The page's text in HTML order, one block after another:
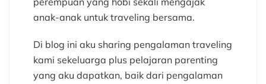
anak-anak untuk traveling bersama.
Di blog ini aku sharing pengalaman traveling
kami sekeluarga plus pelajaran parenting
yang aku dapatkan, baik dari pengalaman